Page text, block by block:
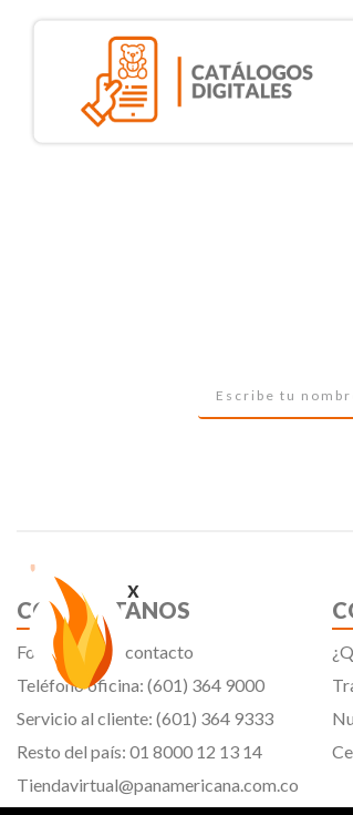
x
CONTÁCTANOS
Formulario de contacto
Teléfono oficina: (601) 364 9000
Servicio al cliente: (601) 364 9333
Resto del país: 01 8000 12 13 14
Tiendavirtual@panamericana.com.co